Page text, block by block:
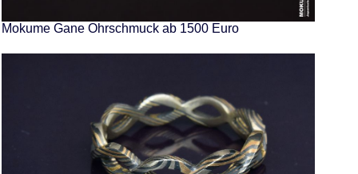
Mokume Gane Ohrschmuck ab 1500 Euro